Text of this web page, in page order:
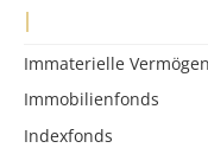
I
Immaterielle
Immobilienfonds
Indexfonds